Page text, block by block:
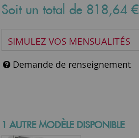
Soit un total de 818,64 €
SIMULEZ VOS MENSUALITÉS
Demande de renseignement
1 AUTRE MODÈLE DISPONIBLE